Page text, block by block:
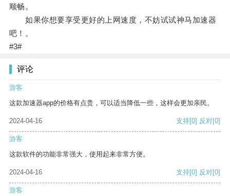
顺畅。
如果你想要享受更好的上网速度，不妨试试神马加速器
吧！。
#3#
评论
游客
这款加速器app的价格有点贵，可以适当降低一些，这样会更加亲民。
2024-04-16 支持[0] 反对[0]
游客
这款软件的功能非常强大，使用起来非常方便。
2024-04-16 支持[0] 反对[0]
游客